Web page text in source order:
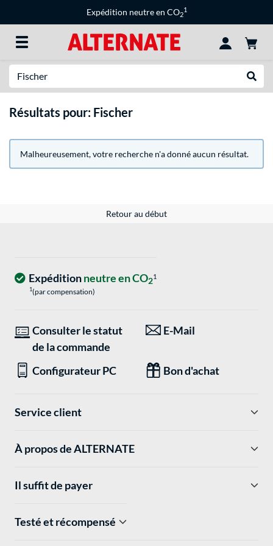
Expédition neutre en CO2
1
Résultats pour: Fischer
Malheureusement, votre recherche n'a donné aucun résultat.
Retour au début
Expéditionneutre en CO21
1(par compensation)
Consulter le statut
de la commande
E-Mail
Configurateur PC Bon d'achat
Service client
À propos de ALTERNATE
Il suffit de payer
Testé et récompensé